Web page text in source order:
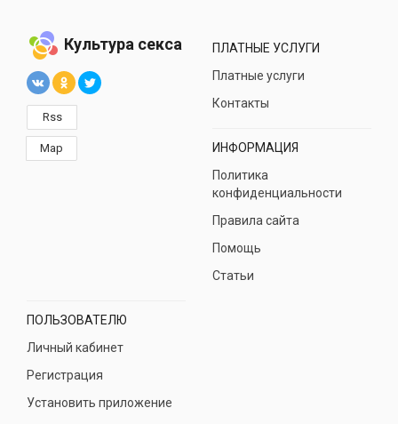
Культура секса
Rss
Map
ПЛАТНЫЕ УСЛУГИ
Платные услуги
Контакты
ИНФОРМАЦИЯ
Политика
конфиденциальности
Правила сайта
Помощь
Статьи
ПОЛЬЗОВАТЕЛЮ
Личный кабинет
Регистрация
Установить приложение